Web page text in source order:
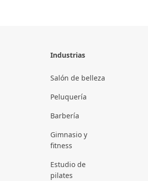
Industrias
Salón de belleza
Peluquería
Barbería
Gimnasio y
fitness
Estudio de
pilates